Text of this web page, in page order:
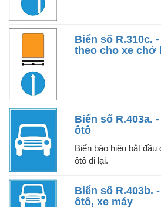
Biển số R.310c.
theo cho xe chở
Biển số R.403a.
ôtô
Biển báo hiệu bắt
ôtô đi lại.
Biển số R.403b.
ôtô, xe máy